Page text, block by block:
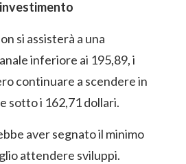
si assisterà a una
inferiore ai 195,89, i
continuare a scendere in
sotto i 162,71 dollari.
aver segnato il minimo
attendere sviluppi.